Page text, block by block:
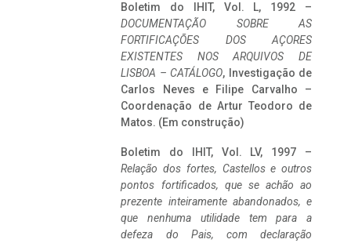
Boletim do IHIT, Vol. L, 1992 –
DOCUMENTAÇÃO SOBRE AS
FORTIFICAÇÕES DOS AÇORES
EXISTENTES NOS ARQUIVOS DE
LISBOA – CATÁLOGO, Investigação de
Carlos Neves e Filipe Carvalho –
Coordenação de Artur Teodoro de
Matos. (Em construção)
Boletim do IHIT, Vol. LV, 1997 –
Relação dos fortes, Castellos e outros
pontos fortificados, que se achão ao
prezente inteiramente abandonados, e
que nenhuma utilidade tem para a
defeza do Pais, com declaração